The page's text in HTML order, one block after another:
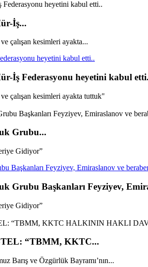
İş...
çalışan kesimleri ayakta...
heyetini kabul etti..
İş Federasyonu heyetini kabul
çalışan kesimleri ayakta tuttuk"
Grubu...
Gidiyor”
Başkanları Feyziyev, Emiraslanov ve
Grubu Başkanları Feyziyev,
Gidiyor”
“TBMM, KKTC...
Barış ve Özgürlük Bayramı’nın...